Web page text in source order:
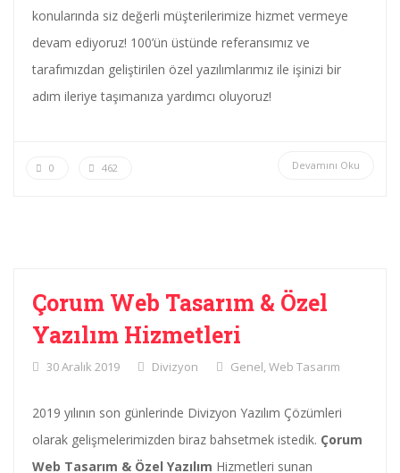
konularında siz değerli müşterilerimize hizmet vermeye
devam ediyoruz! 100’ün üstünde referansımız ve
tarafımızdan geliştirilen özel yazılımlarımız ile işinizi bir
adım ileriye taşımanıza yardımcı oluyoruz!
Devamını Oku
0 462
Çorum Web Tasarım & Özel
Yazılım Hizmetleri
30 Aralık 2019 Divizyon Genel,Web Tasarım
2019 yılının son günlerinde Divizyon Yazılım Çözümleri
olarak gelişmelerimizden biraz bahsetmek istedik. Çorum
Web Tasarım & Özel Yazılım Hizmetleri sunan